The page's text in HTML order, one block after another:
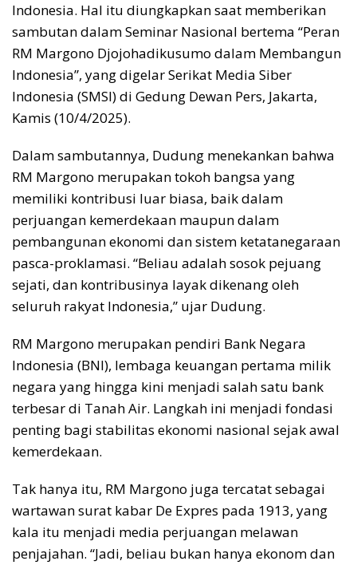
Indonesia. Hal itu diungkapkan saat memberikan
sambutan dalam Seminar Nasional bertema “Peran
RM Margono Djojohadikusumo dalam Membangun
Indonesia”, yang digelar Serikat Media Siber
Indonesia (SMSI) di Gedung Dewan Pers, Jakarta,
Kamis (10/4/2025).
Dalam sambutannya, Dudung menekankan bahwa
RM Margono merupakan tokoh bangsa yang
memiliki kontribusi luar biasa, baik dalam
perjuangan kemerdekaan maupun dalam
pembangunan ekonomi dan sistem ketatanegaraan
pasca-proklamasi. “Beliau adalah sosok pejuang
sejati, dan kontribusinya layak dikenang oleh
seluruh rakyat Indonesia,” ujar Dudung.
RM Margono merupakan pendiri Bank Negara
Indonesia (BNI), lembaga keuangan pertama milik
negara yang hingga kini menjadi salah satu bank
terbesar di Tanah Air. Langkah ini menjadi fondasi
penting bagi stabilitas ekonomi nasional sejak awal
kemerdekaan.
Tak hanya itu, RM Margono juga tercatat sebagai
wartawan surat kabar De Expres pada 1913, yang
kala itu menjadi media perjuangan melawan
penjajahan. “Jadi, beliau bukan hanya ekonom dan